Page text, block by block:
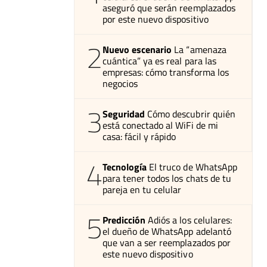
aseguró que serán reemplazados
por este nuevo dispositivo
2Nuevo escenario La “amenaza
cuántica” ya es real para las
empresas: cómo transforma los
negocios
3Seguridad Cómo descubrir quién
está conectado al WiFi de mi
casa: fácil y rápido
4Tecnología El truco de WhatsApp
para tener todos los chats de tu
pareja en tu celular
5Predicción Adiós a los celulares:
el dueño de WhatsApp adelantó
que van a ser reemplazados por
este nuevo dispositivo